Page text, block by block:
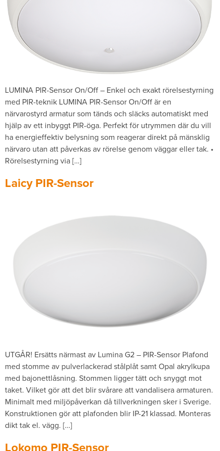
LUMINA PIR-Sensor On/Off – Enkel och exakt rörelsestyrning
med PIR-teknik LUMINA PIR-Sensor On/Off är en
närvarostyrd armatur som tänds och släcks automatiskt med
hjälp av ett inbyggt PIR-öga. Perfekt för utrymmen där du vill
ha energieffektiv belysning som reagerar direkt på mänsklig
närvaro utan att påverkas av rörelse genom väggar eller tak. •
Rörelsestyrning via […]
Laicy PIR-Sensor
UTGÅR! Ersätts närmast av Lumina G2 – PIR-Sensor Plafond
med stomme av pulverlackerad stålplåt samt Opal akrylkupa
med bajonettlåsning. Stommen ligger tätt och snyggt mot
taket. Vilket gör att det blir svårare att vandalisera armaturen.
Minimalt med miljöpåverkan då tillverkningen sker i Sverige.
Konstruktionen gör att plafonden blir IP-21 klassad. Monteras
dikt tak el. vägg. […]